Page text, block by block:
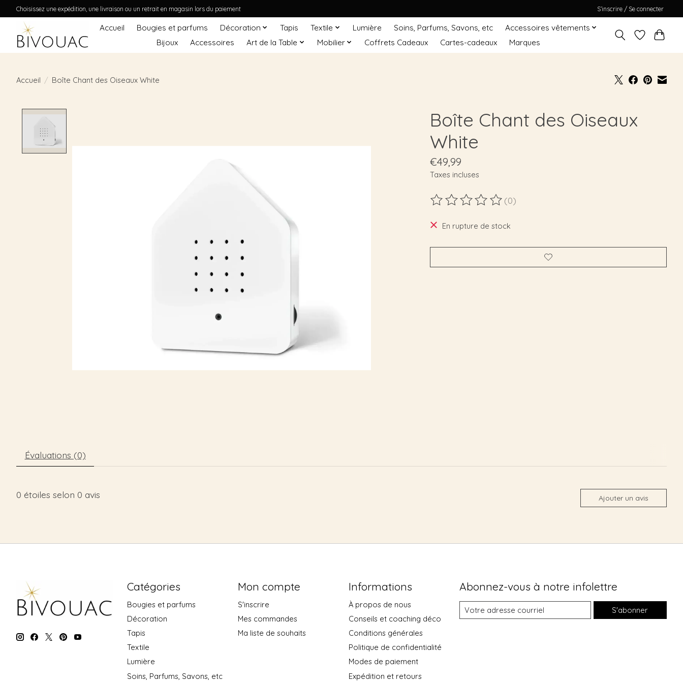
Choisissez une expédition, une livraison ou un retrait en magasin lors du paiement S’inscrire / Se connecter
Accueil Bougies et parfums Décoration Tapis Textile Lumière Soins, Parfums, Savons, etc
Accessoires vêtements
Bijoux
Accessoires Art de la Table Mobilier Coffrets Cadeaux Cartes-cadeaux Marques
Accueil / Boîte Chant des Oiseaux White
Boîte Chant des Oiseaux
White
€49,99
Taxes incluses
Ce produit est évalué à
(0)
En rupture de stock
Évaluations (0)
0 étoiles selon 0 avis Ajouter un avis
Catégories
Bougies et parfums
Décoration
Tapis
Textile
Lumière
Soins, Parfums, Savons, etc
Mon compte
S'inscrire
Mes commandes
Ma liste de souhaits
Informations
À propos de nous
Conseils et coaching déco
Conditions générales
Politique de confidentialité
Modes de paiement
Expédition et retours
Abonnez-vous à notre infolettre
S'abonner